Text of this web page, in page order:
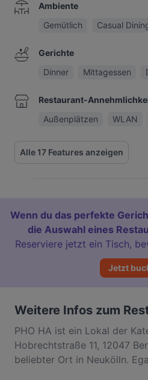
Ambiente
Gemütlich
Casual
Gerichte
Dinner
Mittagessen
Restaurant-
Außenplätzen
WLAN
Alle 17 Features anzeigen
Wenn du das perfekte
die Auswahl eines
Reserviere jetzt ein Tisch,
Jetzt
Weitere Infos zum
PHO HA ist ein Lokal der
Hobrechtstraße 11, 12047
beliebter Ort in Neukölln.